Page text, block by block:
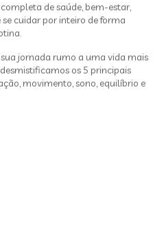
de saúde, bem-estar,
cuidar por inteiro de forma
jornada rumo a uma vida mais
os 5 principais
movimento, sono, equilíbrio e